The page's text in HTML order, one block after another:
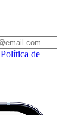
Política de